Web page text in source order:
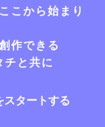
こから始まり
作できる
と共に
タートする